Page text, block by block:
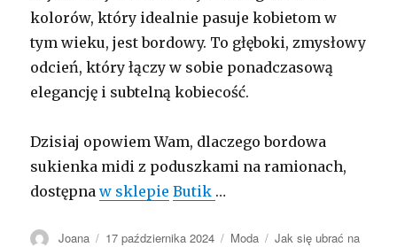
kolorów, który idealnie pasuje kobietom w
tym wieku, jest bordowy. To głęboki, zmysłowy
odcień, który łączy w sobie ponadczasową
elegancję i subtelną kobiecość.
Dzisiaj opowiem Wam, dlaczego bordowa
sukienka midi z poduszkami na ramionach,
dostępnaw sklepie Butik …
Autor
Joana Opublikowano
17 października 2024 Kategorie
Moda Tagi
Jak się ubrać na